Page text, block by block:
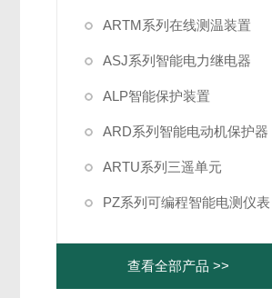
ARTM系列在线测温装置
ASJ系列智能电力继电器
ALP智能保护装置
ARD系列智能电动机保护器
ARTU系列三遥单元
PZ系列可编程智能电测仪表
查看全部产品 >>